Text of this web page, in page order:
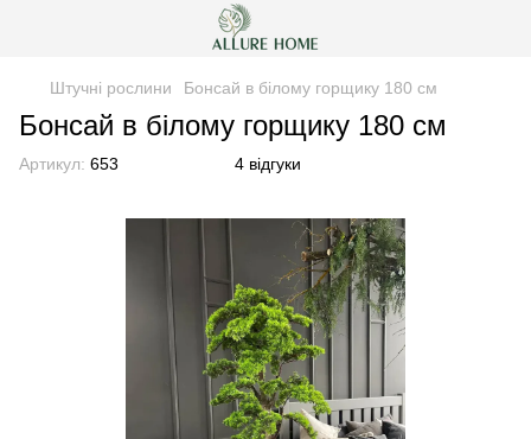
Штучні рослини Бонсай в білому горщику 180 см
Бонсай в білому горщику 180 см
Артикул: 653 4 відгуки